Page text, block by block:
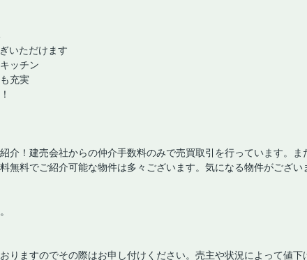
いただけます
ッチン
充実
介！建売会社からの仲介手数料のみで売買取引を行っています。ま
無料でご紹介可能な物件は多々ございます。気になる物件がござい
りますのでその際はお申し付けください。売主や状況によって値下